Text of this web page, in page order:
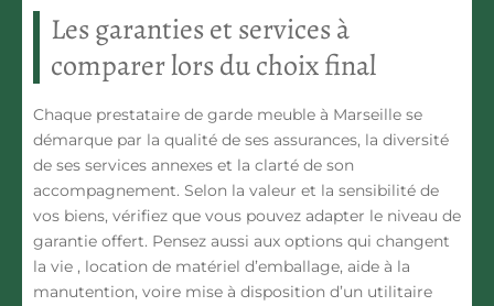
Les garanties et services à
comparer lors du choix final
Chaque prestataire de garde meuble à Marseille se
démarque par la qualité de ses assurances, la diversité
de ses services annexes et la clarté de son
accompagnement. Selon la valeur et la sensibilité de
vos biens, vérifiez que vous pouvez adapter le niveau de
garantie offert. Pensez aussi aux options qui changent
la vie , location de matériel d’emballage, aide à la
manutention, voire mise à disposition d’un utilitaire